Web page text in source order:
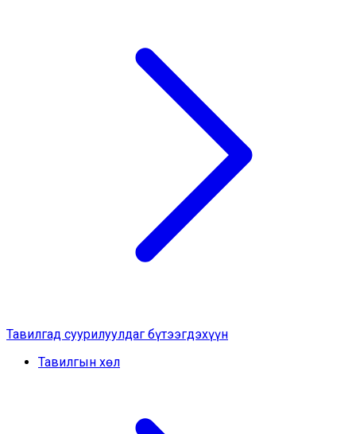
Тавилгад суурилуулдаг бүтээгдэхүүн
Тавилгын хөл